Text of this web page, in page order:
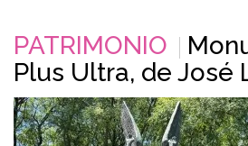
PATRIMONIO
Plus Ultra, de José